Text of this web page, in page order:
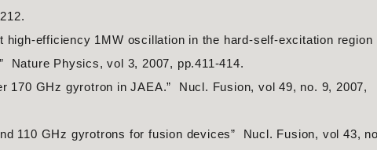
high-efficiency 1MW oscillation in the hard-self-excitation region
Nature Physics, vol 3, 2007, pp.411-414.
170 GHz gyrotron in JAEA.” Nucl. Fusion, vol 49, no. 9, 2007,
110 GHz gyrotrons for fusion devices” Nucl. Fusion, vol 43,